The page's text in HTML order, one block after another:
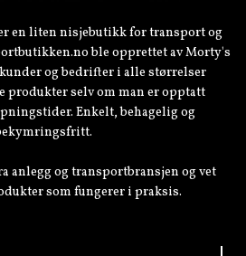
en liten nisjebutikk for transport og
ble opprettet av Morty's
og bedrifter i alle størrelser
produkter selv om man er opptatt
Enkelt, behagelig og
anlegg og transportbransjen og vet
som fungerer i praksis.